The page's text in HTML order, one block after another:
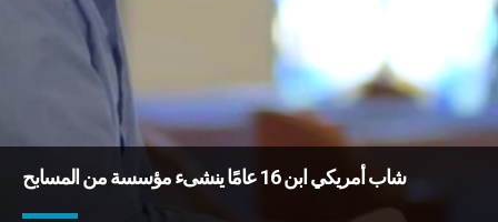
شاب أمريكي ابن 16 عامًا ينشىء مؤسسة من المسابح